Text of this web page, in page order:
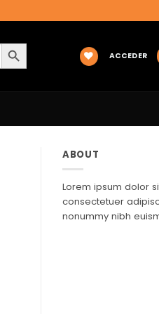
BOTÓN DE BÚSQUEDA
ACCEDER
ABOUT
Lorem ipsum dolor
consectetuer
nonummy nibh